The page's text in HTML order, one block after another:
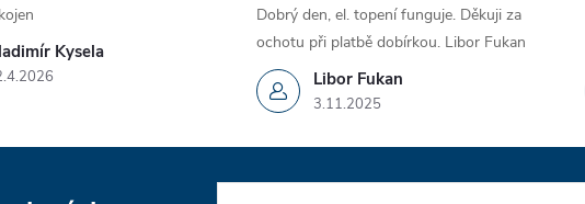
Kysela
Libor Fukan
3.11.2025
Dobrý den, el. topení funguje. Děkuji za
ochotu při platbě dobírkou. Libor Fukan